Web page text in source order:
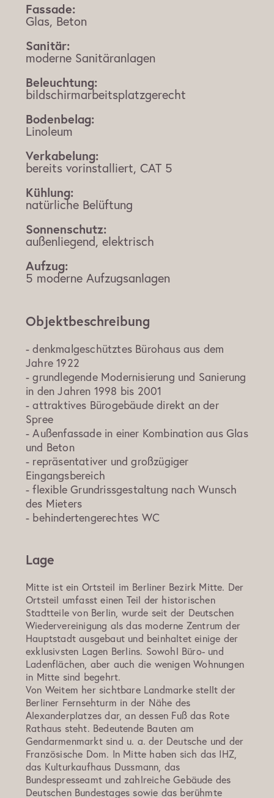
Fassade:
Glas, Beton
Sanitär:
moderne Sanitäranlagen
Beleuchtung:
bildschirmarbeitsplatzgerecht
Bodenbelag:
Linoleum
Verkabelung:
bereits vorinstalliert, CAT 5
Kühlung:
natürliche Belüftung
Sonnenschutz:
außenliegend, elektrisch
Aufzug:
5 moderne Aufzugsanlagen
Objektbeschreibung
- denkmalgeschütztes Bürohaus aus dem
Jahre 1922
- grundlegende Modernisierung und Sanierung
in den Jahren 1998 bis 2001
- attraktives Bürogebäude direkt an der
Spree
- Außenfassade in einer Kombination aus Glas
und Beton
- repräsentativer und großzügiger
Eingangsbereich
- flexible Grundrissgestaltung nach Wunsch
des Mieters
- behindertengerechtes WC
Lage
Mitte ist ein Ortsteil im Berliner Bezirk Mitte. Der
Ortsteil umfasst einen Teil der historischen
Stadtteile von Berlin, wurde seit der Deutschen
Wiedervereinigung als das moderne Zentrum der
Hauptstadt ausgebaut und beinhaltet einige der
exklusivsten Lagen Berlins. Sowohl Büro- und
Ladenflächen, aber auch die wenigen Wohnungen
in Mitte sind begehrt.
Von Weitem her sichtbare Landmarke stellt der
Berliner Fernsehturm in der Nähe des
Alexanderplatzes dar, an dessen Fuß das Rote
Rathaus steht. Bedeutende Bauten am
Gendarmenmarkt sind u. a. der Deutsche und der
Französische Dom. In Mitte haben sich das IHZ,
das Kulturkaufhaus Dussmann, das
Bundespresseamt und zahlreiche Gebäude des
Deutschen Bundestages sowie das berühmte